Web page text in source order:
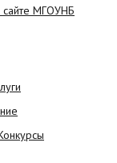
сайте МГОУНБ